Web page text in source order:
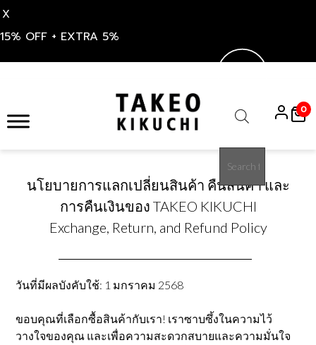
X
15% OFF + EXTRA 5%
search
0
นโยบายการแลกเปลี่ยนสินค้า คืนสินค้า และ
การคืนเงินของ TAKEO KIKUCHI
Exchange, Return, and Refund Policy
วันที่มีผลบังคับใช้: 1 มกราคม 2568
ขอบคุณที่เลือกซื้อสินค้ากับเรา! เราซาบซึ้งในความไว้
วางใจของคุณ และเพื่อความสะดวกสบายและความมั่นใจ